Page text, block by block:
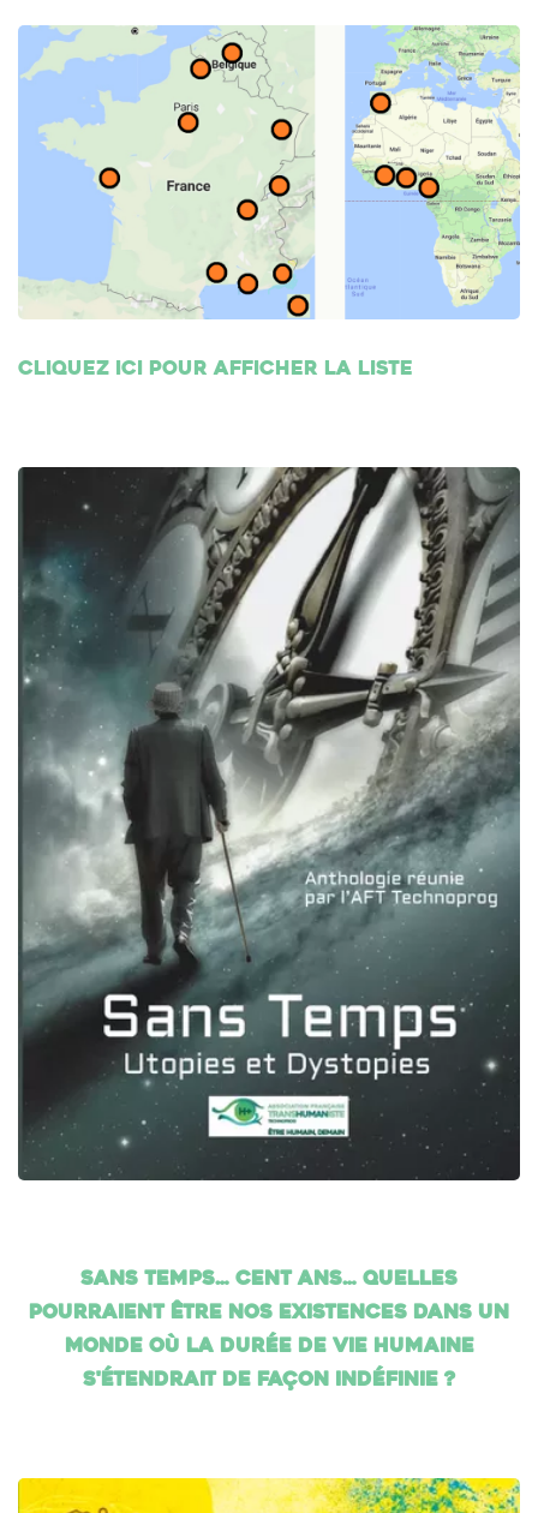
Cliquez ici pour afficher la liste
Sans temps… cent ans… Quelles
pourraient être nos existences dans un
monde où la durée de vie humaine
s'étendrait de façon indéfinie ?